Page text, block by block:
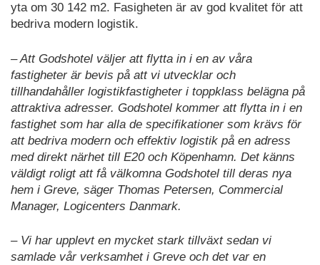
yta om 30 142 m2. Fasigheten är av god kvalitet för att
bedriva modern logistik.
– Att Godshotel väljer att flytta in i en av våra
fastigheter är bevis på att vi utvecklar och
tillhandahåller logistikfastigheter i toppklass belägna på
attraktiva adresser. Godshotel kommer att flytta in i en
fastighet som har alla de specifikationer som krävs för
att bedriva modern och effektiv logistik på en adress
med direkt närhet till E20 och Köpenhamn. Det känns
väldigt roligt att få välkomna Godshotel till deras nya
hem i Greve, säger Thomas Petersen, Commercial
Manager, Logicenters Danmark.
– Vi har upplevt en mycket stark tillväxt sedan vi
samlade vår verksamhet i Greve och det var en